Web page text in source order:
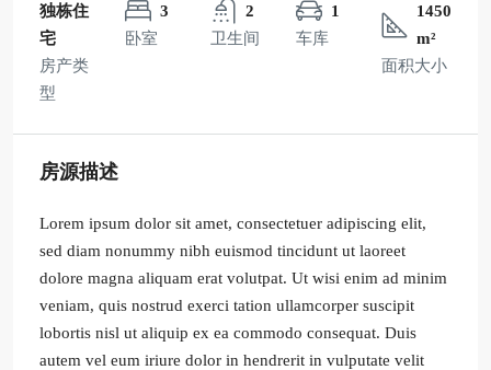
独栋住
宅
房产类
型
3
卧室
2
卫生间
1
车库
1450
m²
面积大小
房源描述
Lorem ipsum dolor sit amet, consectetuer adipiscing elit,
sed diam nonummy nibh euismod tincidunt ut laoreet
dolore magna aliquam erat volutpat. Ut wisi enim ad minim
veniam, quis nostrud exerci tation ullamcorper suscipit
lobortis nisl ut aliquip ex ea commodo consequat. Duis
autem vel eum iriure dolor in hendrerit in vulputate velit